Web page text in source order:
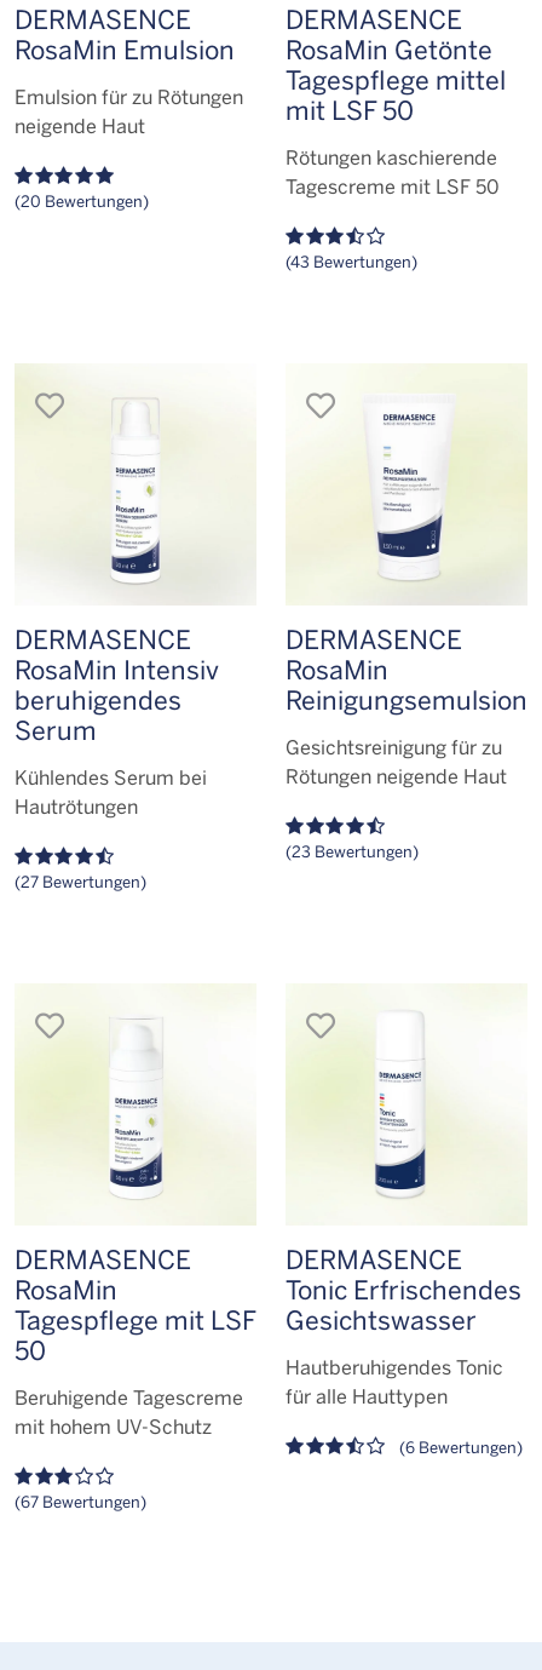
DERMASENCE
RosaMin Emulsion
Emulsion für zu Rötungen
neigende Haut
(20 Bewertungen)
DERMASENCE
RosaMin Getönte
Tagespflege mittel
mit LSF 50
Rötungen kaschierende
Tagescreme mit LSF 50
(43 Bewertungen)
merken
DERMASENCE
RosaMin Intensiv
beruhigendes
Serum
Kühlendes Serum bei
Hautrötungen
(27 Bewertungen)
merken
DERMASENCE
RosaMin
Reinigungs­emulsion
Gesichtsreinigung für zu
Rötungen neigende Haut
(23 Bewertungen)
merken
DERMASENCE
RosaMin
Tagespflege mit LSF
50
Beruhigende Tagescreme
mit hohem UV-Schutz
(67 Bewertungen)
merken
DERMASENCE
Tonic Erfrischendes
Gesichts­wasser
Hautberuhigendes Tonic
für alle Hauttypen
(6 Bewertungen)